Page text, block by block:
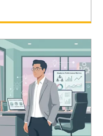
點，多數企業卻仍把預
績效評估上。本文從報
判的三大員工體驗盲
因的錯估、績效回饋的
置建議，協助企業把有
的地方。